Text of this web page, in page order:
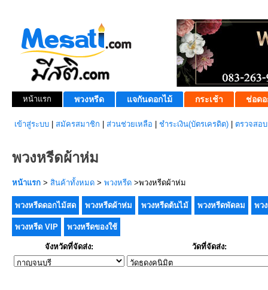
หน้าแรก พวงหรีด แจกันดอกไม้ กระเช้า ช่อดอ
เข้าสู่ระบบ สมัครสมาชิก ส่วนช่วยเหลือ ชำระเงิน(บัตรเครดิต) ตรวจสอ
พวงหรีดผ้าห่ม
หน้าแรก > สินค้าทั้งหมด > พวงหรีด >พวงหรีดผ้าห่ม
พวงหรีดดอกไม้สด พวงหรีดผ้าห่ม พวงหรีดต้นไม้ พวงหรีดพัดลม พว
พวงหรีด VIP พวงหรีดของใช้
จังหวัดที่จัดส่ง: วัดที่จัดส่ง: